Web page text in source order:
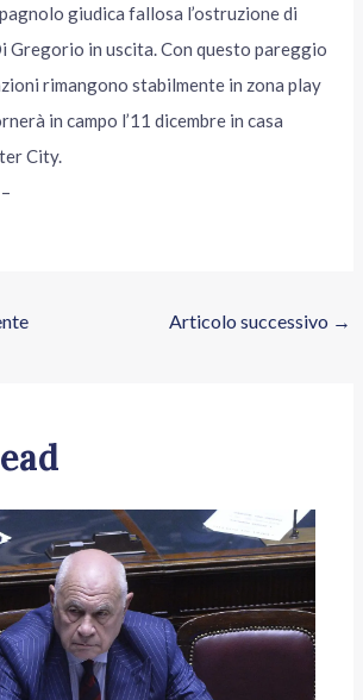
giudica fallosa l’ostruzione di
Gregorio in uscita. Con questo pareggio
rimangono stabilmente in zona play
in campo l’11 dicembre in casa
City.
Articolo successivo →